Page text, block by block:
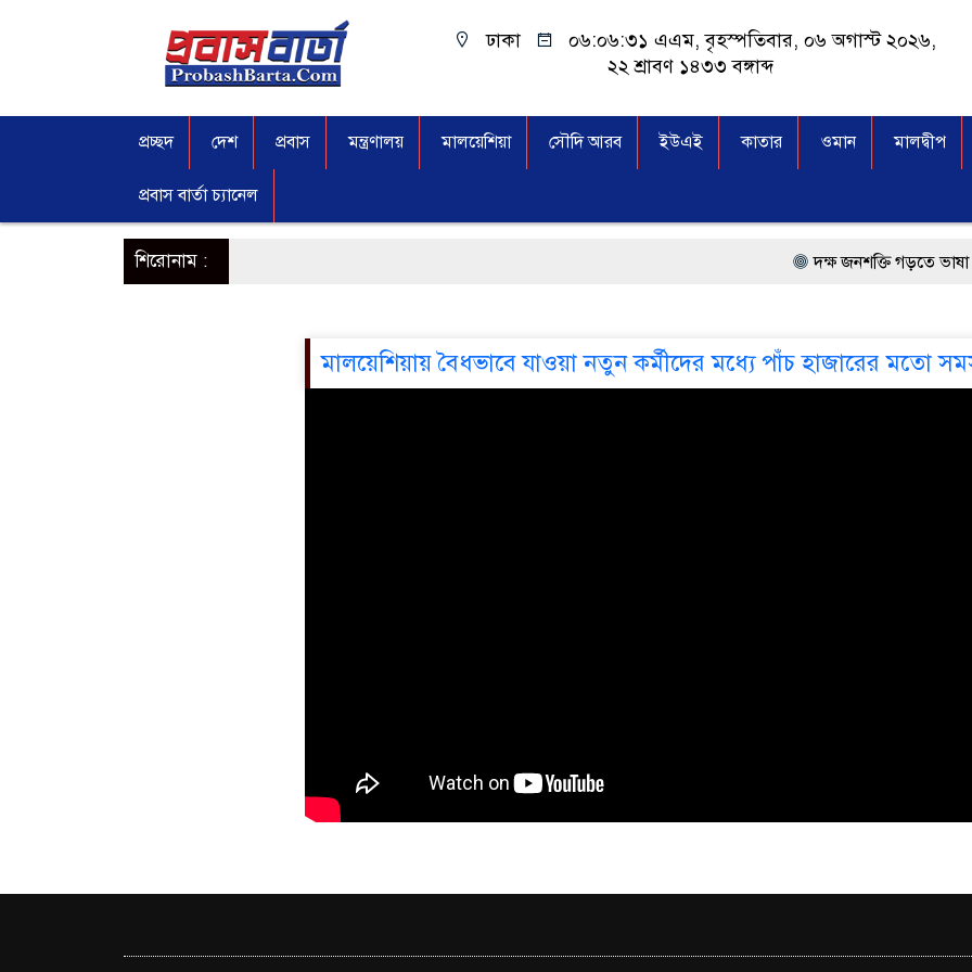
ঢাকা ০৬:০৬:৩১ এএম, বৃহস্পতিবার, ০৬ অগাস্ট ২০২৬,
২২ শ্রাবণ ১৪৩৩ বঙ্গাব্দ
প্রচ্ছদ দেশ প্রবাস মন্ত্রণালয় মালয়েশিয়া সৌদি আরব ইউএই কাতার ওমান মালদ্বীপ
প্রবাস বার্তা চ্যানেল
শিরোনাম : দক্ষ জনশক্তি গড়তে ভাষা
মালয়েশিয়া বিমানবন্দরে
মালয়েশিয়ায় বৈধভাবে যাওয়া নতুন কর্মীদের মধ্যে পাঁচ হাজারের মতো